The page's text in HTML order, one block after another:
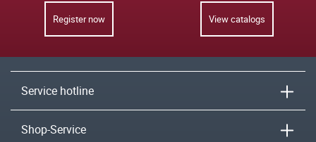
Register now View catalogs
Service hotline
Shop-Service